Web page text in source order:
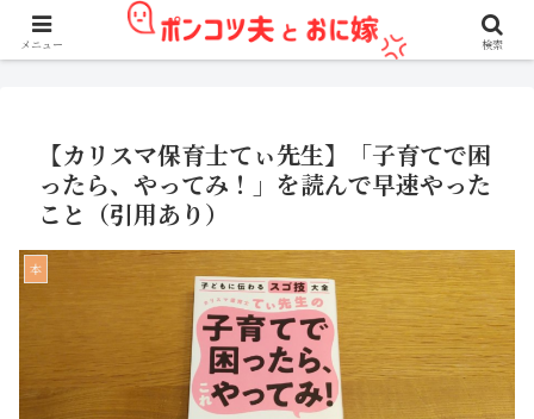
アフィリエイト広告を利用しています。
【カリスマ保育士てぃ先生】「子育てで困
ったら、やってみ！」を読んで早速やった
こと（引用あり）
本
メニュー 検索